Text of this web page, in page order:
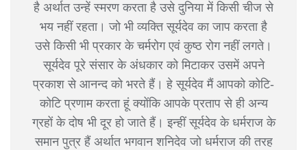
है अर्थात उन्हें स्मरण करता है उसे दुनिया में किसी चीज से
भय नहीं रहता। जो भी व्यक्ति सूर्यदेव का जाप करता है
उसे किसी भी प्रकार के चर्मरोग एवं कुष्ठ रोग नहीं लगते।
सूर्यदेव पूरे संसार के अंधकार को मिटाकर उसमें अपने
प्रकाश से आनन्द को भरते हैं। हे सूर्यदेव मैं आपको कोटि-
कोटि प्रणाम करता हूं क्योंकि आपके प्रताप से ही अन्य
ग्रहों के दोष भी दूर हो जाते हैं। इन्हीं सूर्यदेव के धर्मराज के
समान पुत्र हैं अर्थात भगवान शनिदेव जो धर्मराज की तरह